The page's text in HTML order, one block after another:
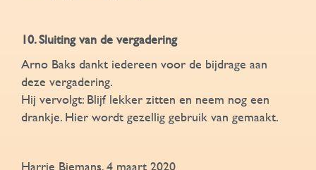
10. Sluiting van de vergadering
Arno Baks dankt iedereen voor de bijdrage aan
deze vergadering.
Hij vervolgt: Blijf lekker zitten en neem nog een
drankje. Hier wordt gezellig gebruik van gemaakt.
Harrie Biemans, 4 maart 2020